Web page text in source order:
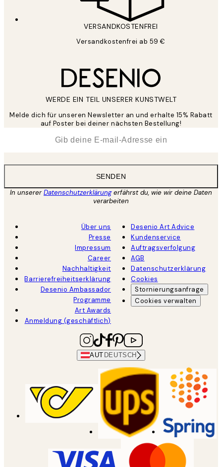
VERSANDKOSTENFREI
Versandkostenfrei ab 59 €
WERDE EIN TEIL UNSERER KUNSTWELT
Melde dich für unseren Newsletter an und erhalte 15% Rabatt
auf Poster bei deiner nächsten Bestellung!
SENDEN
In unsererDatenschutzerklärungerfährst du, wie wir deine Daten
verarbeiten
Über uns
Presse
Impressum
Career
Nachhaltigkeit
Barrierefreiheitserklärung
Desenio Ambassador
Programme
Art Awards
Anmeldung (geschäftlich)
Desenio Art Advice
Kundenservice
Auftragsverfolgung
AGB
Datenschutzerklärung
Cookies
Stornierungsanfrage
Cookies verwalten
AUT DEUTSCH